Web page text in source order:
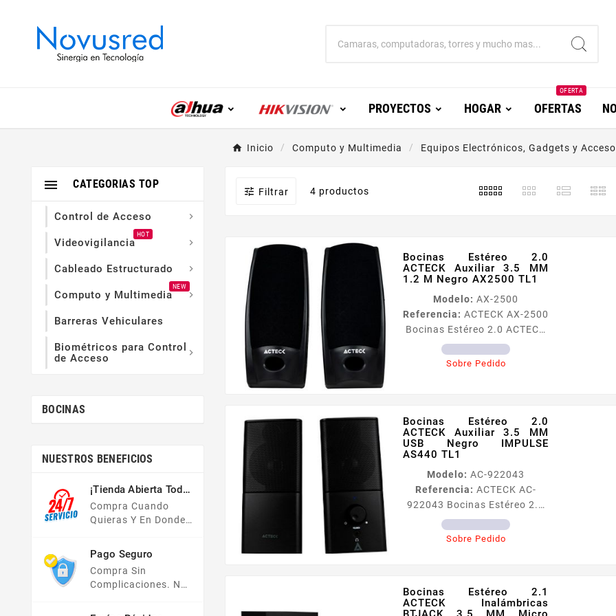
PROYECTOS HOGAR OFERTAS
OFERTA
Inicio Computo y Multimedia Equipos Electrónicos, Gadgets y
CATEGORIAS TOP

Control de Acceso 
Videovigilancia
HOT

Cableado Estructurado 
Computo y Multimedia
NEW

Barreras Vehiculares
Biométricos para Control
de Acceso

BOCINAS
NUESTROS BENEFICIOS
¡Tienda Abierta Todo
El Año!
Compra Cuando
Quieras Y En Donde
Tienda En Línea Está
Disponible Las 24
Hrs Del Día, Los 7
Días De La Semana.
Pago Seguro
Compra Sin
Complicaciones. No
Pago, Todas Tus
 Filtrar 4 productos
Bocinas Estéreo 2.0
ACTECK Auxiliar 3.5 MM
1.2 M Negro AX2500 TL1
Modelo: AX-2500
Referencia: ACTECK AX-2500
Bocinas Estéreo 2.0 ACTECK
Auxiliar 3.5 MM 1.2 M Negro
AX2500 TL1 Bocinas EstéreoSobre Pedido
Bocinas Estéreo 2.0
ACTECK Auxiliar 3.5 MM
USB Negro IMPULSE
AS440 TL1
Modelo: AC-922043
Referencia: ACTECK AC-
922043 Bocinas Estéreo 2.0
ACTECK Auxiliar 3.5 MM USB
Negro IMPULSE AS440 TL1
Sobre Pedido
Bocinas Estéreo 2.1
ACTECK Inalámbricas